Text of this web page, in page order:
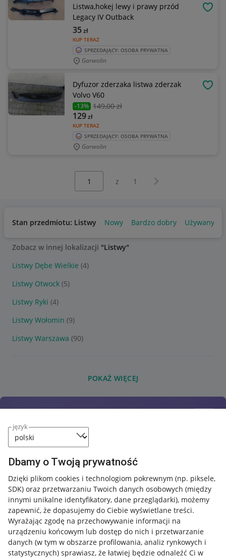
język
Dbamy o Twoją prywatność
Dzięki plikom cookies i technologiom pokrewnym (np. piksele,
SDK) oraz przetwarzaniu Twoich danych osobowych (między
innymi unikalne identyfikatory, dane przeglądarki), możemy
zapewnić, że dopasujemy do Ciebie wyświetlane treści.
Wyrażając zgodę na przechowywanie informacji na
urządzeniu końcowym lub dostęp do nich i przetwarzanie
danych (w tym w obszarze profilowania, analiz rynkowych i
statystycznych) sprawiasz, że łatwiej będzie odnaleźć Ci w
Listwa,hokej lewy i prawy przód
Legacy IV Outback
KUP TERAZ
35zł
SPRZEDAJĄCY: OSOBA PRYWATNA
Garwolin
Dyfuzor zderzaka listwa zderzak
Volvo V60
-13% 149,00 zł
KUP TERAZ
129zł
SPRZEDAJĄCY: OSOBA PRYWATNA
Garwolin
z 1 Następna strona
Stan przedmiotu: Listwy Nowy Bardzo dobry Używany
Zobacz w innej lokalizacji "Listwy"
Listwy Dębe Wielkie (4)
Listwy Otwock (5)
Listwy Ryki (4)
Listwy Wołomin (9)
Listwy Warszawa (90)
POKAŻ WIĘCEJ